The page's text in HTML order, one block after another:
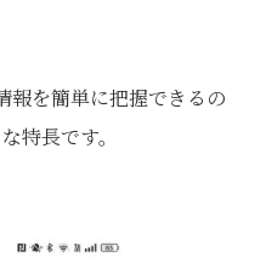
報を簡単に把握できるの
特長です。